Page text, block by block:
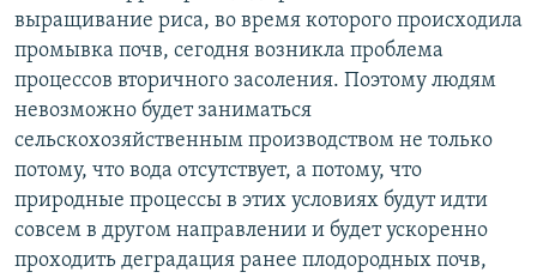
выращивание риса, во время которого происходила
промывка почв, сегодня возникла проблема
процессов вторичного засоления. Поэтому людям
невозможно будет заниматься
сельскохозяйственным производством не только
потому, что вода отсутствует, а потому, что
природные процессы в этих условиях будут идти
совсем в другом направлении и будет ускоренно
проходить деградация ранее плодородных почв,